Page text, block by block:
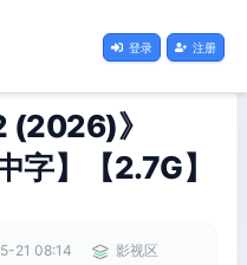
登录 注册
(2026)》
字】【2.7G】
21 08:14
影视区